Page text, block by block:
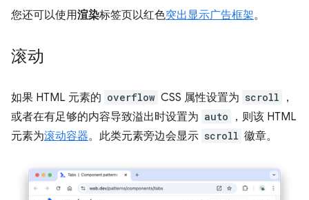
您还可以使用渲染标签页以红色突出显示广告框架。
滚动
如果 HTML 元素的 overflow CSS 属性设置为 scroll
，
或者在有足够的内容导致溢出时设置为 auto
，则该 HTML
元素为滚动容器。此类元素旁边会显示 scroll 徽章。